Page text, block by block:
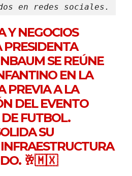
en redes sociales.
Y NEGOCIOS
PRESIDENTA
SE REÚNE
EN LA
PREVIA A LA
DEL EVENTO
FUTBOL.
SU
🥂🇲🇽